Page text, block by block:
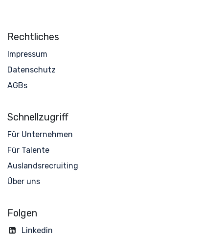
Rechtliches
Impressum
Datenschutz
AGBs
Schnellzugriff
Für Unternehmen
Für Talente
Auslandsrecruiting
Über uns
Folgen
Linkedin